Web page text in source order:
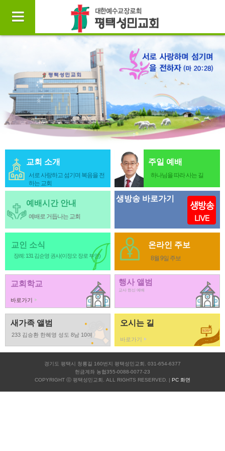
교회 소개
서로 사랑하고 섬기며 복음을 전
하는 교회
주일 예배
하나님을 따라 사는 길
예배시간 안내
예배로 거듭나는 교회
생방송 바로가기
교인 소식
장례: 131 김순영 권사(이정오 장로 부인)
온라인 주보
8월 9일 주보
교회학교
바로가기
행사 앨범
교사 헌신 예배
새가족 앨범
233 김승환 한혜영 성도 8남 10여
오시는 길
바로가기
경기도 평택시 청룡길 160번지 평택성민교회. 031-654-6377
헌금계좌 농협355-0088-0077-23
COPYRIGHT ⓒ 평택성민교회. ALL RIGHTS RESERVED. | PC 화면